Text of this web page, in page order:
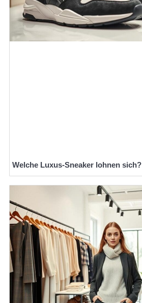
Welche Luxus-Sneaker lohnen sich?